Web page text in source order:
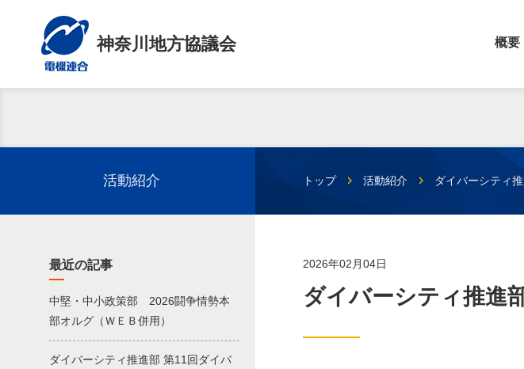
神奈川地方協議会 概要
トップ 活動紹介 ダイバーシティ
活動紹介
2026年02月04日
ダイバーシティ推進
最近の記事
中堅・中小政策部 2026闘争情勢本
部オルグ（ＷＥＢ併用）
ダイバーシティ推進部 第11回ダイバ